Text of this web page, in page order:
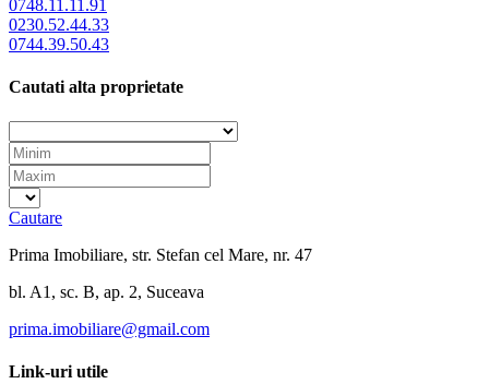
0748.11.11.91
0230.52.44.33
0744.39.50.43
Cautati alta proprietate
Cautare
Prima Imobiliare, str. Stefan cel Mare, nr. 47
bl. A1, sc. B, ap. 2, Suceava
prima.imobiliare@gmail.com
Link-uri utile